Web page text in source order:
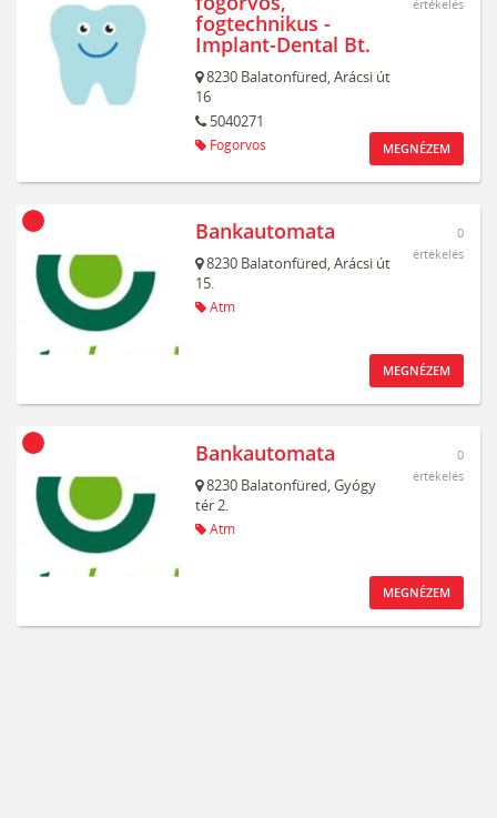
fogtechnikus -
Implant-Dental Bt.
8230 Balatonfüred,Arácsi út
16
5040271
Fogorvos
értékelés
MEGNÉZEM
Bankautomata
8230 Balatonfüred,Arácsi út
15.
Atm
0
értékelés
MEGNÉZEM
Bankautomata
8230 Balatonfüred,Gyógy
tér 2.
Atm
0
értékelés
MEGNÉZEM